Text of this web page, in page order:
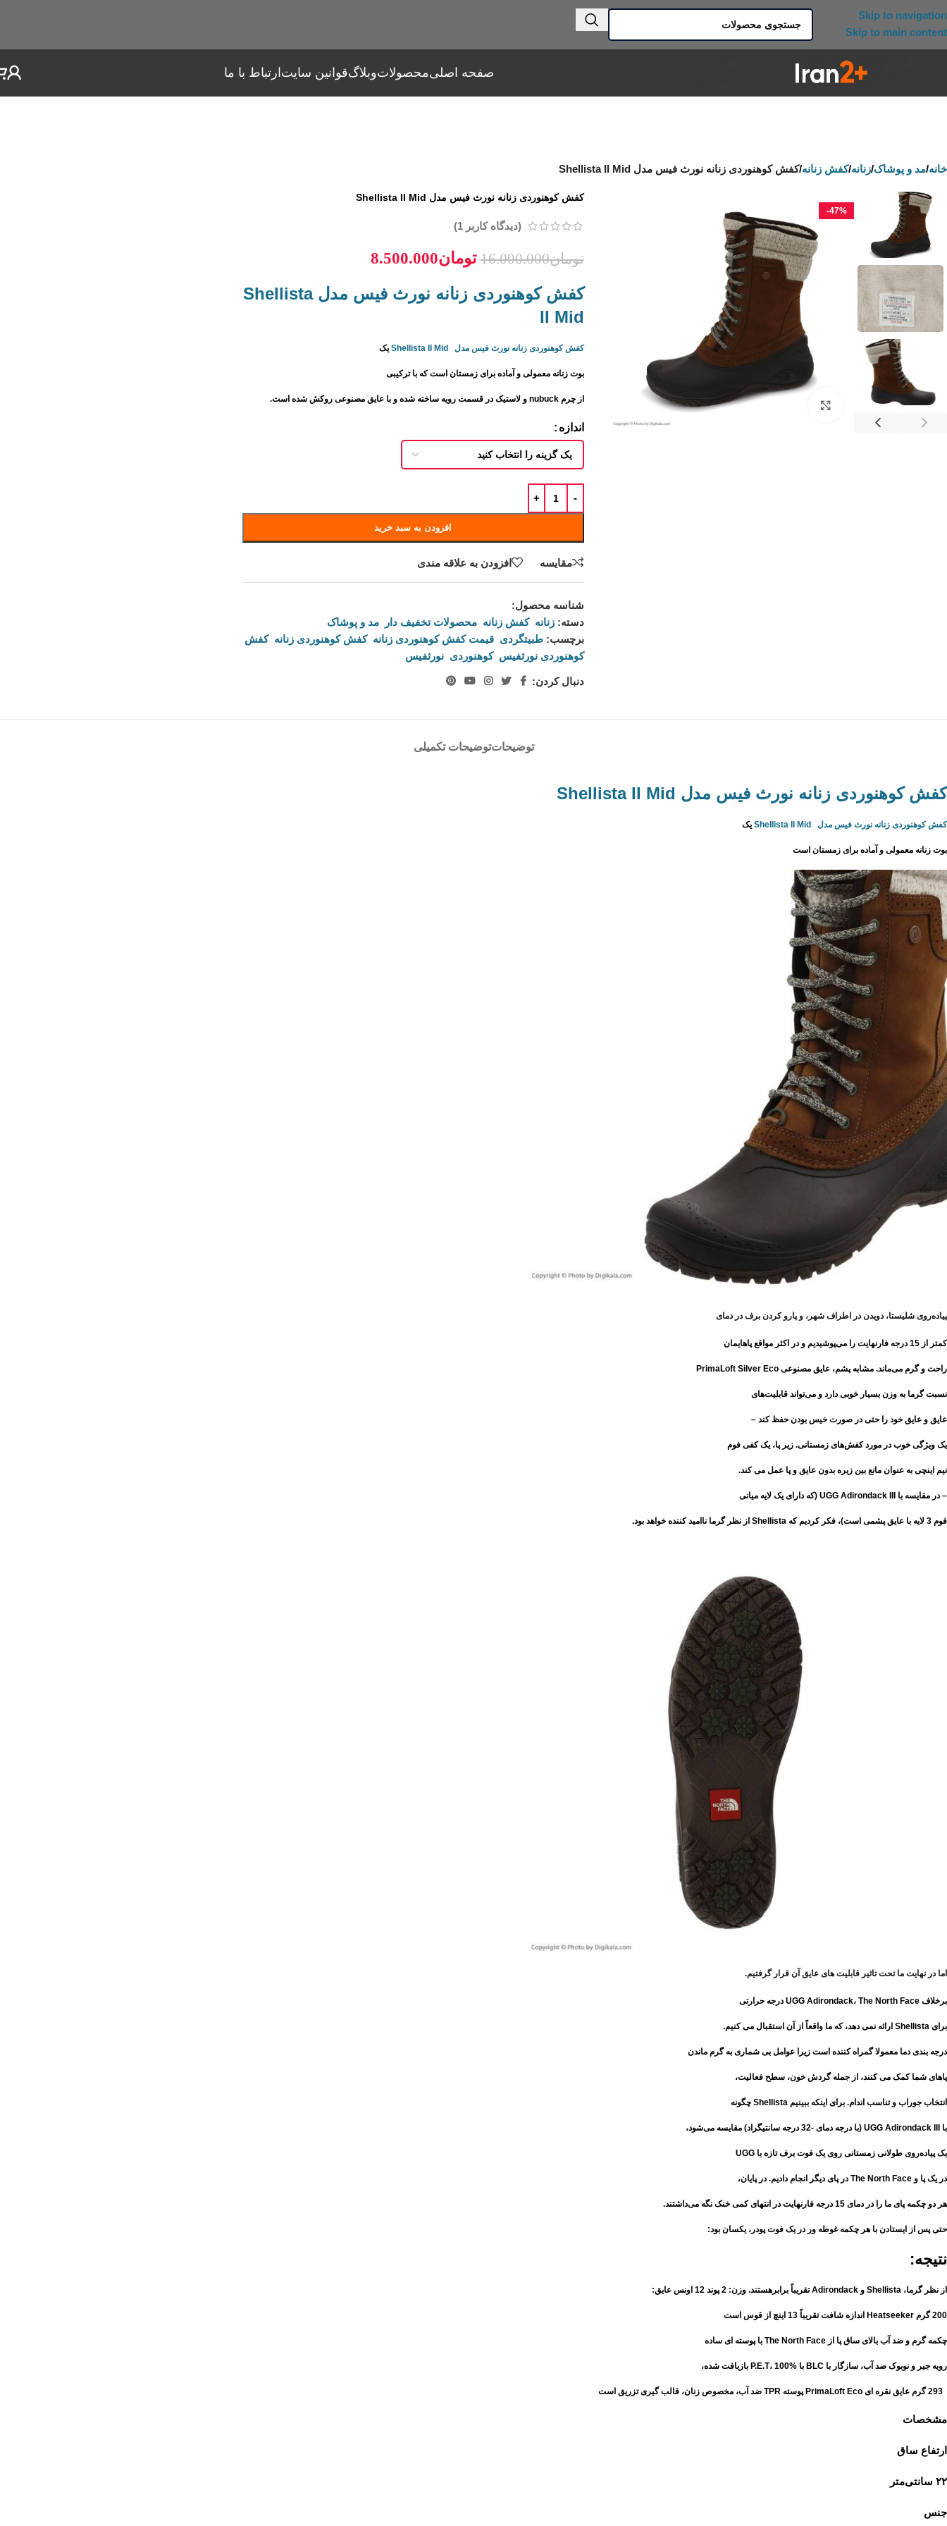
Skip to navigation
Skip to main content
صفحه اصلیمحصولاتوبلاگقوانین سایتارتباط با ما
خانه/مد و پوشاک/زنانه/کفش زنانه/کفش کوهنوردی زنانه نورث فیس مدل Shellista II Mid
-47%
برای بزرگنمایی کلیک کنید
کفش کوهنوردی زنانه نورث فیس مدل Shellista II Mid
(دیدگاه کاربر1
)
تومان16.000.000 تومان8.500.000
کفش کوهنوردی زنانه نورث فیس مدل Shellista
II Mid
کفش کوهنوردی زنانه نورث فیس مدل Shellista II Mid یک
بوت زنانه معمولی و آماده برای زمستان است که با ترکیبی
از چرم nubuck و لاستیک در قسمت رویه ساخته شده و با عایق مصنوعی روکش شده است.
اندازه
افزودن به سبد خرید
مقايسه افزودن به علاقه مندی
شناسه محصول:
دسته: زنانه کفش زنانه محصولات تخفیف دار
مد و پوشاک
برچسب: طبیتگردی قیمت کفش کوهنوردی زنانه کفش کوهنوردی زنانه کفش
کوهنوردی نورثفیس کوهنوردی نورثفیس
دنبال کردن:
توضیحاتتوضیحات تکمیلی
کفش کوهنوردی زنانه نورث فیس مدل Shellista II Mid
کفش کوهنوردی زنانه نورث فیس مدل Shellista II Mid یک
بوت زنانه معمولی و آماده برای زمستان است
پیاده‌روی شلیستا، دویدن در اطراف شهر، و پارو کردن برف در دمای
کمتر از 15 درجه فارنهایت را می‌پوشیدیم و در اکثر مواقع پاهایمان
راحت و گرم می‌ماند. مشابه پشم، عایق مصنوعی PrimaLoft Silver Eco
نسبت گرما به وزن بسیار خوبی دارد و می‌تواند قابلیت‌های
عایق و عایق خود را حتی در صورت خیس بودن حفظ کند –
یک ویژگی خوب در مورد کفش‌های زمستانی. زیر پا، یک کفی فوم
نیم اینچی به عنوان مانع بین زیره بدون عایق و پا عمل می کند.
– در مقایسه با UGG Adirondack III (که دارای یک لایه میانی
فوم 3 لایه با عایق پشمی است)، فکر کردیم که Shellista از نظر گرما ناامید کننده خواهد بود.
اما در نهایت ما تحت تاثیر قابلیت های عایق آن قرار گرفتیم.
برخلاف UGG Adirondack، The North Face درجه حرارتی
برای Shellista ارائه نمی دهد، که ما واقعاً از آن استقبال می کنیم.
درجه بندی دما معمولا گمراه کننده است زیرا عوامل بی شماری به گرم ماندن
پاهای شما کمک می کنند، از جمله گردش خون، سطح فعالیت،
انتخاب جوراب و تناسب اندام. برای اینکه ببینیم Shellista چگونه
با UGG Adirondack III (با درجه دمای -32 درجه سانتیگراد) مقایسه می‌شود،
یک پیاده‌روی طولانی زمستانی روی یک فوت برف تازه با UGG
در یک پا و The North Face در پای دیگر انجام دادیم. در پایان،
هر دو چکمه پای ما را در دمای 15 درجه فارنهایت در انتهای کمی خنک نگه می‌داشتند.
حتی پس از ایستادن با هر چکمه غوطه ور در یک فوت پودر، یکسان بود:
نتیجه:
از نظر گرما، Shellista و Adirondack تقریباً برابرهستند. وزن: 2 پوند 12 اونس عایق:
200 گرم Heatseeker اندازه شافت تقریباً 13 اینچ از قوس است
چکمه گرم و ضد آب بالای ساق پا از The North Face با پوسته ای ساده
رویه جیر و نوبوک ضد آب، سازگار با BLC با P.E.T، 100% بازیافت شده،
مشخصات
ارتفاع ساق
۲۲ سانتی‌متر
جنس